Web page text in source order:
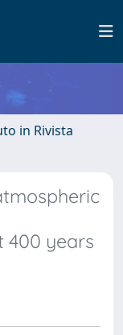
in Rivista
400 years